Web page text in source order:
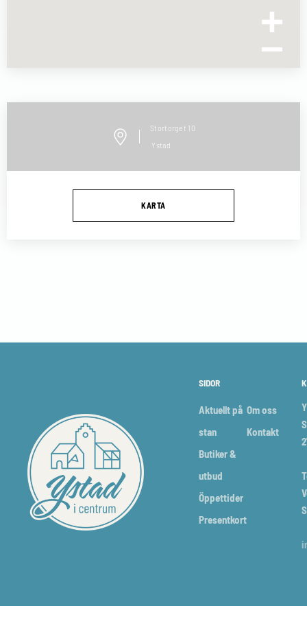
Stortorget 10
Ystad
KARTA
SIDOR
Aktuellt på
stan
Butiker &
utbud
Öppettider
Presentkort
Om oss
Kontakt